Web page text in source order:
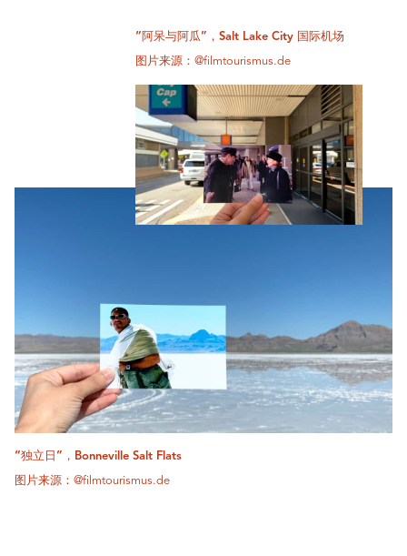
“阿呆与阿瓜”，Salt Lake City 国际机场
图片来源：@filmtourismus.de
“独立日”，Bonneville Salt Flats
图片来源：@filmtourismus.de